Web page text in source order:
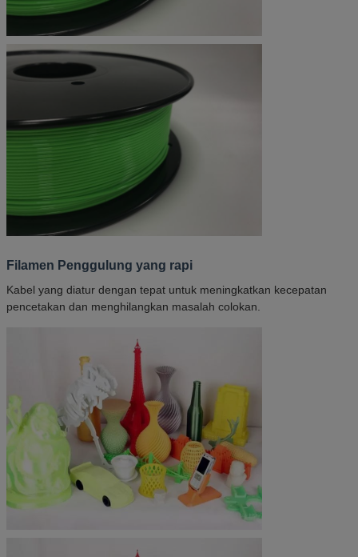
Filamen Penggulung yang rapi
Kabel yang diatur dengan tepat untuk meningkatkan kecepatan
pencetakan dan menghilangkan masalah colokan.